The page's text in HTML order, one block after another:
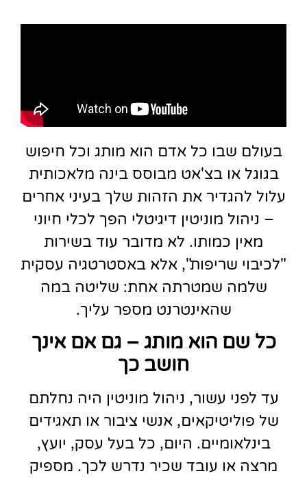
בעולם שבו כל אדם הוא מותג וכל חיפוש
בגוגל או בצ'אט מבוסס בינה מלאכותית
עלול להגדיר את הזהות שלך בעיני אחרים
– ניהול מוניטין דיגיטלי הפך לכלי חיוני
מאין כמותו. לא מדובר עוד בשירות
"לכיבוי שריפות", אלא באסטרטגיה עסקית
שלמה שמטרתה אחת: שליטה במה
שהאינטרנט מספר עליך.
כל שם הוא מותג – גם אם אינך
חושב כך
עד לפני עשור, ניהול מוניטין היה נחלתם
של פוליטיקאים, אנשי ציבור או תאגידים
בינלאומיים. היום, כל בעל עסק, יועץ,
מרצה או עובד שכיר נדרש לכך. מספיק